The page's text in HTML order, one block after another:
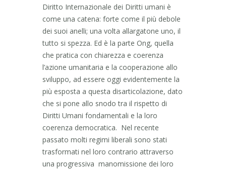
Diritto Internazionale dei Diritti umani è
come una catena: forte come il più debole
dei suoi anelli; una volta allargatone uno, il
tutto si spezza. Ed è la parte Ong, quella
che pratica con chiarezza e coerenza
l’azione umanitaria e la cooperazione allo
sviluppo, ad essere oggi evidentemente la
più esposta a questa disarticolazione, dato
che si pone allo snodo tra il rispetto di
Diritti Umani fondamentali e la loro
coerenza democratica. Nel recente
passato molti regimi liberali sono stati
trasformati nel loro contrario attraverso
una progressiva manomissione dei loro